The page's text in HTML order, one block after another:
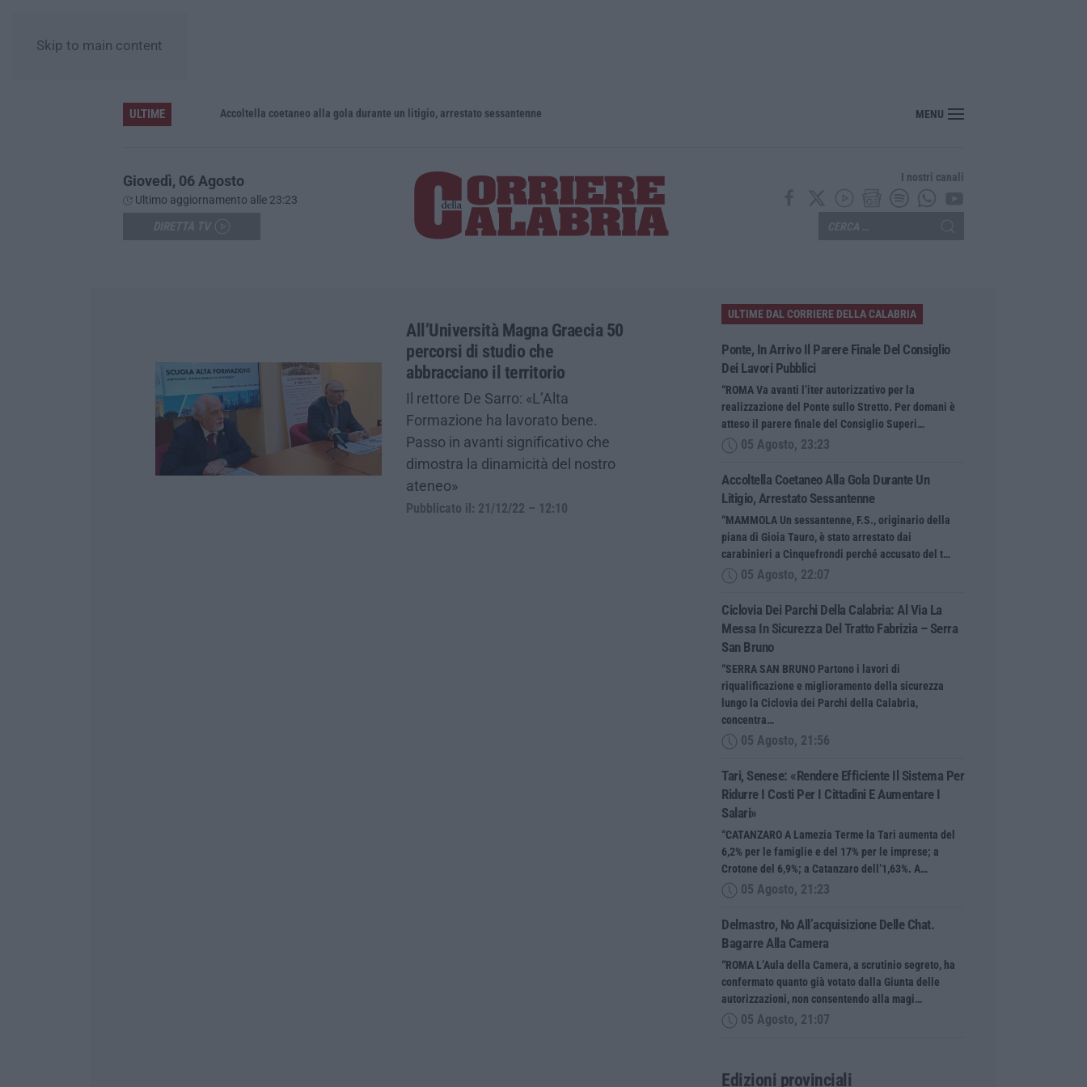
Skip to main content
ULTIME Accoltella coetaneo alla gola durante un litigio, arrestato sessantenne MENU
Giovedì, 06 Agosto
Ultimo aggiornamento alle 23:23
I nostri canali
All’Università Magna Graecia 50
percorsi di studio che
abbracciano il territorio
Il rettore De Sarro: «L’Alta
Formazione ha lavorato bene.
Passo in avanti significativo che
dimostra la dinamicità del nostro
ateneo»
Pubblicato il: 21/12/22 – 12:10
ULTIME DAL CORRIERE DELLA CALABRIA
Ponte, In Arrivo Il Parere Finale Del Consiglio
Dei Lavori Pubblici
“ROMA Va avanti l’iter autorizzativo per la
realizzazione del Ponte sullo Stretto. Per domani è
atteso il parere finale del Consiglio Superi…
05 Agosto, 23:23
Accoltella Coetaneo Alla Gola Durante Un
Litigio, Arrestato Sessantenne
“MAMMOLA Un sessantenne, F.S., originario della
piana di Gioia Tauro, è stato arrestato dai
carabinieri a Cinquefrondi perché accusato del t…
05 Agosto, 22:07
Ciclovia Dei Parchi Della Calabria: Al Via La
Messa In Sicurezza Del Tratto Fabrizia – Serra
San Bruno
“SERRA SAN BRUNO Partono i lavori di
riqualificazione e miglioramento della sicurezza
lungo la Ciclovia dei Parchi della Calabria,
concentra…
05 Agosto, 21:56
Tari, Senese: «Rendere Efficiente Il Sistema Per
Ridurre I Costi Per I Cittadini E Aumentare I
Salari»
“CATANZARO A Lamezia Terme la Tari aumenta del
6,2% per le famiglie e del 17% per le imprese; a
Crotone del 6,9%; a Catanzaro dell’1,63%. A…
05 Agosto, 21:23
Delmastro, No All’acquisizione Delle Chat.
Bagarre Alla Camera
“ROMA L’Aula della Camera, a scrutinio segreto, ha
confermato quanto già votato dalla Giunta delle
autorizzazioni, non consentendo alla magi…
05 Agosto, 21:07
Edizioni provinciali